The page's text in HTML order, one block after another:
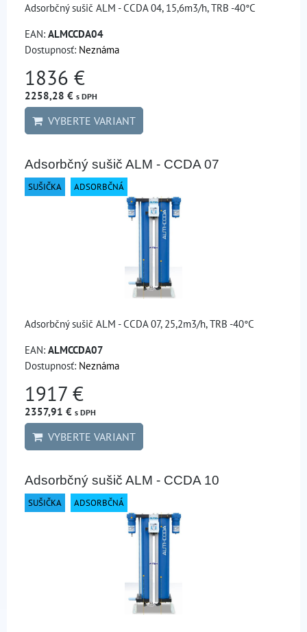
Adsorbčný sušič ALM - CCDA 04, 15,6m3/h, TRB -40°C
EAN: ALMCCDA04
Dostupnosť: Neznáma
1836 €
2258,28 € s DPH
VYBERTE VARIANT
Adsorbčný sušič ALM - CCDA 07
SUŠIČKA ADSORBČNÁ
Adsorbčný sušič ALM - CCDA 07, 25,2m3/h, TRB -40°C
EAN: ALMCCDA07
Dostupnosť: Neznáma
1917 €
2357,91 € s DPH
VYBERTE VARIANT
Adsorbčný sušič ALM - CCDA 10
SUŠIČKA ADSORBČNÁ